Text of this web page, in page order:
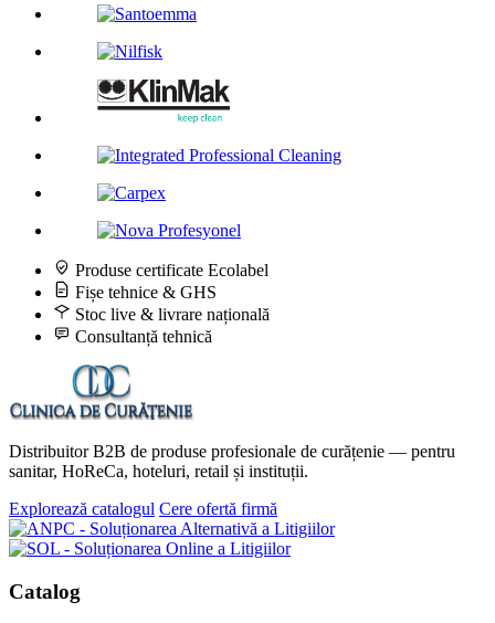
Produse certificate Ecolabel
Fișe tehnice & GHS
Stoc live & livrare națională
Consultanță tehnică
Distribuitor B2B de produse profesionale de curățenie — pentru
sanitar, HoReCa, hoteluri, retail și instituții.
Explorează catalogul Cere ofertă firmă
Catalog